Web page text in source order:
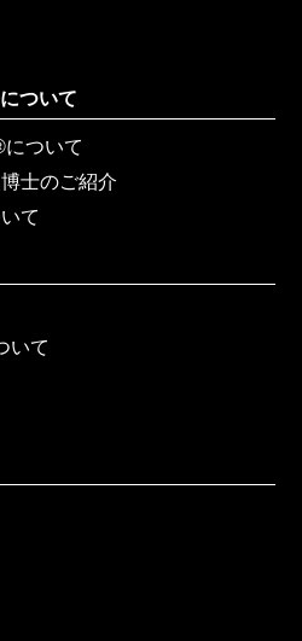
ついて
ついて
士のご紹介
て
いて